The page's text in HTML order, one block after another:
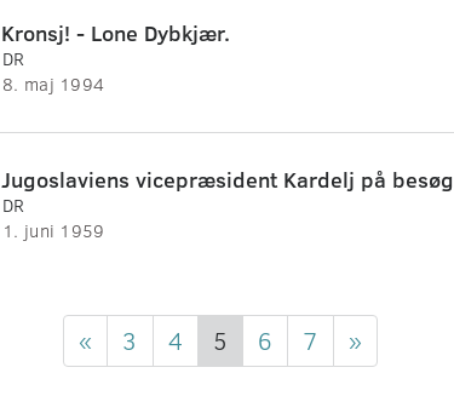
Kronsj! - Lone Dybkjær.
DR
8. maj 1994
Jugoslaviens vicepræsident Kardelj på besøg
DR
1. juni 1959
« 3 4 5 6 7 »